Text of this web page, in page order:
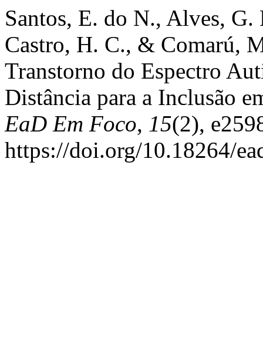
Santos, E. do N., Alves,
Castro, H. C., & Comarú,
Transtorno do Espectro
Distância para a Inclusão
EaD Em Foco, 15(2),
https://doi.org/10.18264/